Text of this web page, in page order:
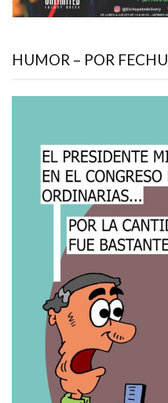
HUMOR – POR FECHU